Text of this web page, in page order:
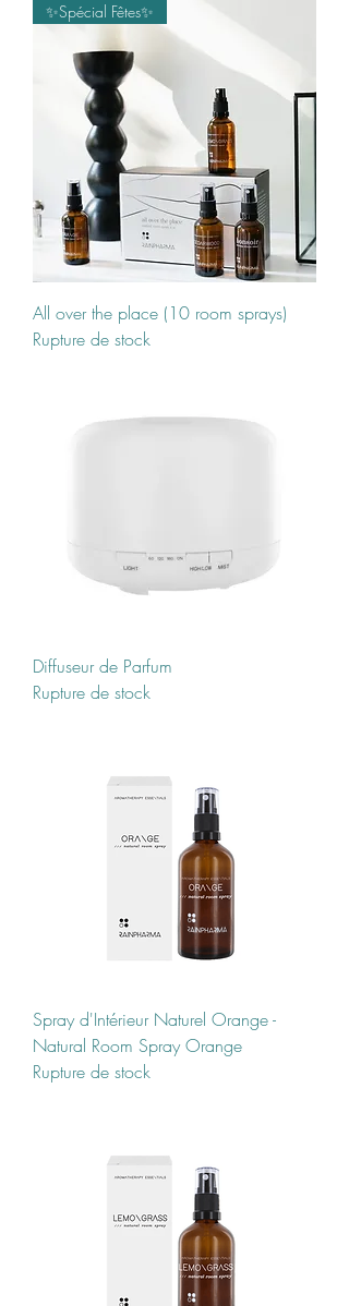
✨Spécial Fêtes✨
All over the place (10 room sprays)
Rupture de stock
Diffuseur de Parfum
Rupture de stock
Spray d'Intérieur Naturel Orange -
Natural Room Spray Orange
Rupture de stock